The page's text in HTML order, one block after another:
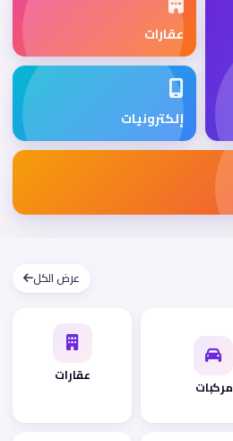
عقارات
إلكترونيات
عرض الكل
مركبات
عقارات